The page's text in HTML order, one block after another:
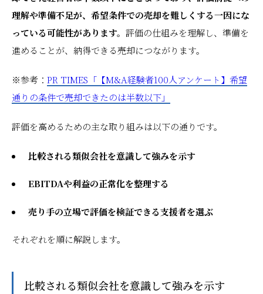
理解や準備不足が、希望条件での売却を難しくする一因にな
っている可能性があります。 評価の仕組みを理解し、準備を
進めることが、納得できる売却につながります。
※参考： PR TIMES「【M&A経験者100人アンケート】希望
通りの条件で売却できたのは半数以下」
評価を高めるための主な取り組みは以下の通りです。
比較される類似会社を意識して強みを示す
EBITDAや利益の正常化を整理する
売り手の立場で評価を検証できる支援者を選ぶ
それぞれを順に解説します。
比較される類似会社を意識して強みを示す